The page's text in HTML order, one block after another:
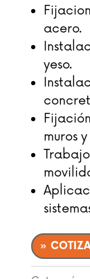
acero.
yeso.
muros
»